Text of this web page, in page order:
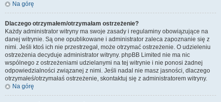
Na górę
Dlaczego otrzymałem/otrzymałam ostrzeżenie?
Każdy administrator witryny ma swoje zasady i regulaminy obowiązujące na
danej witrynie. Są one opublikowane i administrator zaleca zapoznanie się z
nimi. Jeśli ktoś ich nie przestrzegał, może otrzymać ostrzeżenie. O udzieleniu
ostrzeżenia decyduje administrator witryny. phpBB Limited nie ma nic
wspólnego z ostrzeżeniami udzielanymi na tej witrynie i nie ponosi żadnej
odpowiedzialności związanej z nimi. Jeśli nadal nie masz jasności, dlaczego
otrzymałeś/otrzymałaś ostrzeżenie, skontaktuj się z administratorem witryny.
Na górę